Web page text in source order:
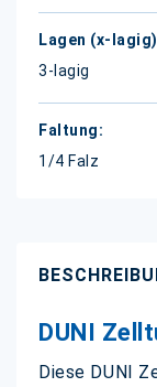
3-lagig
1/4 Falz
DUNI
Diese DUNI